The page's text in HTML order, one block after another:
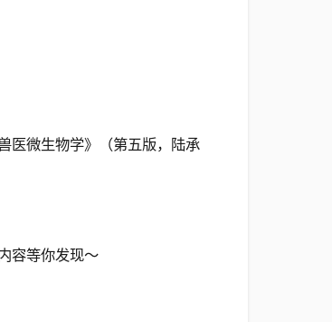
医微生物学》（第五版，陆承
容等你发现～